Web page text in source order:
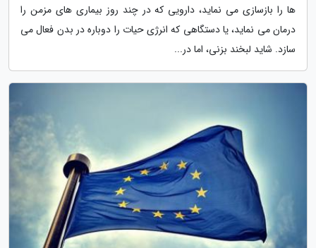
ها را بازسازی می نماید، دارویی که در چند روز بیماری های مزمن را
درمان می نماید، یا دستگاهی که انرژی حیات را دوباره در بدن فعال می
سازد. شاید لبخند بزنی، اما در...